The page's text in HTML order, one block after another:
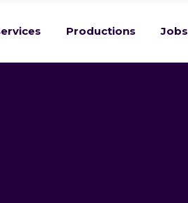
Productions Jobs